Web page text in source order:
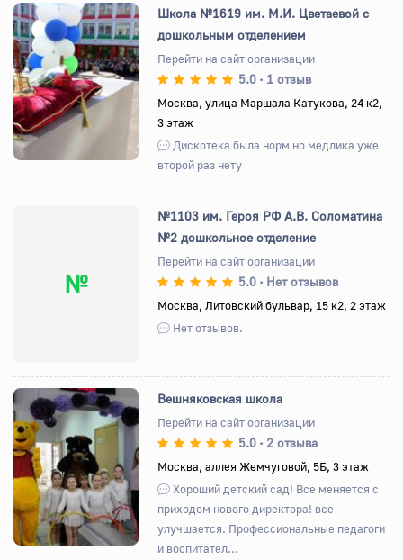
Назад Вперед
Школа №1619 им. М.И. Цветаевой с
дошкольным отделением
Перейти на сайт организации
5.0 • 1 отзыв
Москва, улица Маршала Катукова, 24 к2,
3 этаж
Дискотека была норм но медлика уже
второй раз нету
№
№1103 им. Героя РФ А.В. Соломатина
№2 дошкольное отделение
Перейти на сайт организации
5.0 • Нет отзывов
Москва, Литовский бульвар, 15 к2, 2 этаж
Нет отзывов.
Назад Вперед
Вешняковская школа
Перейти на сайт организации
5.0 • 2 отзыва
Москва, аллея Жемчуговой, 5Б, 3 этаж
Хороший детский сад! Все меняется с
приходом нового директора! все
улучшается. Профессиональные педагоги
и воспитател...